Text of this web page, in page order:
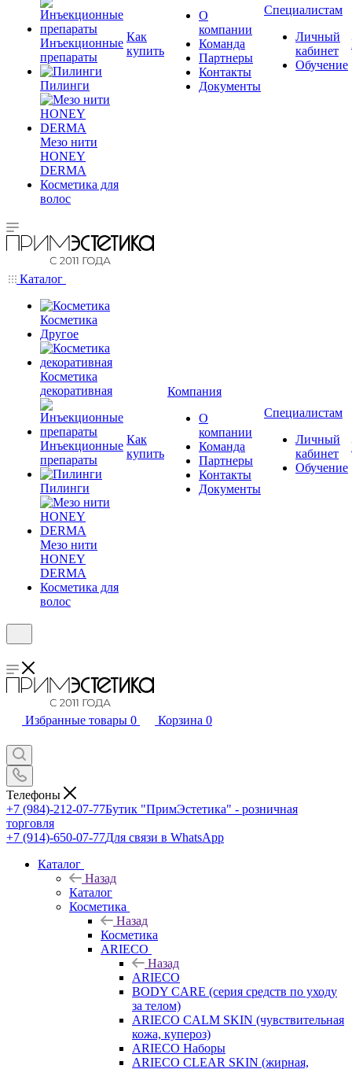
Инъекционные
препараты
Пилинги
Мезо нити
HONEY
DERMA
Косметика для
волос
Как
купить
О
компании
Команда
Партнеры
Контакты
Документы
Специалистам
Личный
кабинет
Обучение
Каталог
Косметика
Другое
Косметика
декоративная
Инъекционные
препараты
Пилинги
Мезо нити
HONEY
DERMA
Косметика для
волос
Как
купить
Компания
О
компании
Команда
Партнеры
Контакты
Документы
Специалистам
Личный
кабинет
Обучение
Избранные товары 0 Корзина 0
Телефоны
+7 (984)-212-07-77Бутик "ПримЭстетика" - розничная
торговля
+7 (914)-650-07-77Для связи в WhatsApp
Каталог
Назад
Каталог
Косметика
Назад
Косметика
ARIECO
Назад
ARIECO
BODY CARE (серия средств по уходу
за телом)
ARIECO CALM SKIN (чувствительная
кожа, купероз)
ARIECO Наборы
ARIECO CLEAR SKIN (жирная,